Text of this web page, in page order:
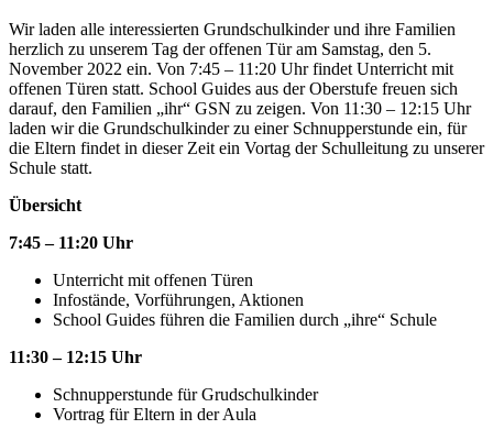
Wir laden alle interessierten Grundschulkinder und ihre Familien
herzlich zu unserem Tag der offenen Tür am Samstag, den 5.
November 2022 ein. Von 7:45 – 11:20 Uhr findet Unterricht mit
offenen Türen statt. School Guides aus der Oberstufe freuen sich
darauf, den Familien „ihr“ GSN zu zeigen. Von 11:30 – 12:15 Uhr
laden wir die Grundschulkinder zu einer Schnupperstunde ein, für
die Eltern findet in dieser Zeit ein Vortag der Schulleitung zu unserer
Schule statt.
Übersicht
7:45 – 11:20 Uhr
Unterricht mit offenen Türen
Infostände, Vorführungen, Aktionen
School Guides führen die Familien durch „ihre“ Schule
11:30 – 12:15 Uhr
Schnupperstunde für Grudschulkinder
Vortrag für Eltern in der Aula